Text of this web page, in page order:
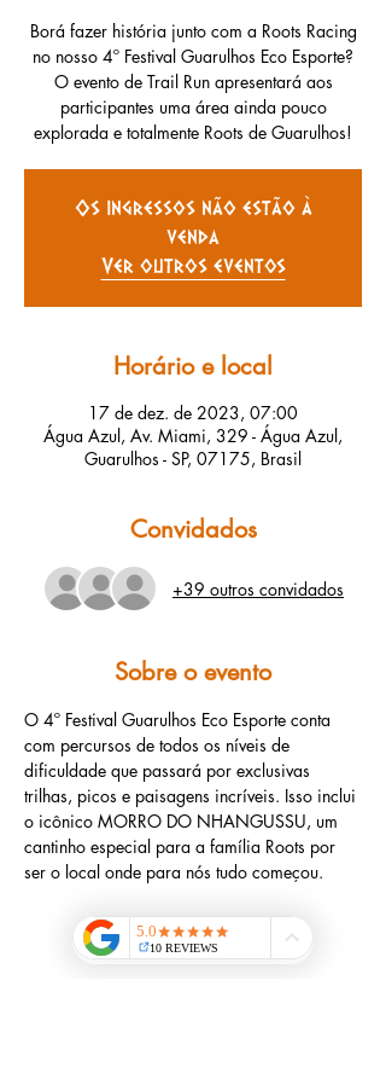
Borá fazer história junto com a Roots Racing
no nosso 4º Festival Guarulhos Eco Esporte?
O evento de Trail Run apresentará aos
participantes uma área ainda pouco
explorada e totalmente Roots de Guarulhos!
Os ingressos não estão à
venda
Ver outros eventos
Horário e local
17 de dez. de 2023, 07:00
Água Azul, Av. Miami, 329 - Água Azul,
Guarulhos - SP, 07175, Brasil
Convidados
+39 outros convidados
Sobre o evento
O 4º Festival Guarulhos Eco Esporte conta
com percursos de todos os níveis de
dificuldade que passará por exclusivas
trilhas, picos e paisagens incríveis. Isso inclui
o icônico MORRO DO NHANGUSSU, um
cantinho especial para a família Roots por
ser o local onde para nós tudo começou.
Agenda